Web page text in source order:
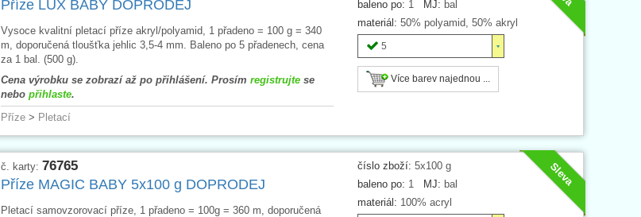
baleno po: 1 MJ: bal
materiál: 50% polyamid, 50% akryl
5
Více barev najednou ...
Příze LUX BABY DOPRODEJ
Vysoce kvalitní pletací příze akryl/polyamid, 1 přadeno = 100 g = 340
m, doporučená tloušťka jehlic 3,5-4 mm. Baleno po 5 přadenech, cena
za 1 bal. (500 g).
Cena výrobku se zobrazí až po přihlášení. Prosím registrujtese
nebo přihlaste.
Příze> Pletací
Sleva
číslo zboží: 5x100 g
baleno po: 1 MJ: bal
materiál: 100% acryl
č. karty: 76765
Příze MAGIC BABY 5x100 g DOPRODEJ
Pletací samovzorovací příze, 1 přadeno = 100g = 360 m, doporučená